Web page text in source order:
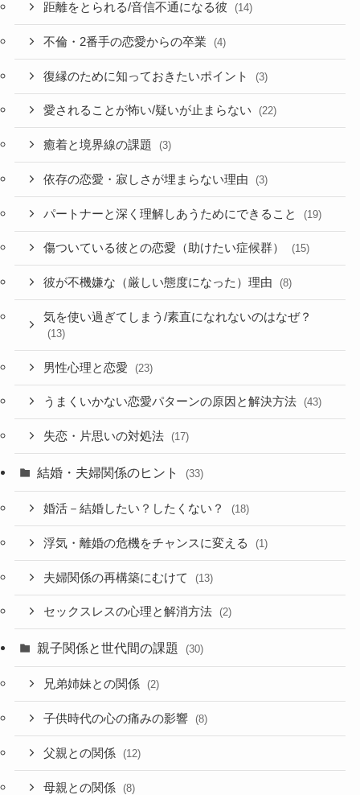
距離をとられる/音信不通になる彼 (14)
不倫・2番手の恋愛からの卒業 (4)
復縁のために知っておきたいポイント (3)
愛されることが怖い/疑いが止まらない (22)
癒着と境界線の課題 (3)
依存の恋愛・寂しさが埋まらない理由 (3)
パートナーと深く理解しあうためにできること (19)
傷ついている彼との恋愛（助けたい症候群） (15)
彼が不機嫌な（厳しい態度になった）理由 (8)
気を使い過ぎてしまう/素直になれないのはなぜ？
(13)
男性心理と恋愛 (23)
うまくいかない恋愛パターンの原因と解決方法 (43)
失恋・片思いの対処法 (17)
結婚・夫婦関係のヒント (33)
婚活－結婚したい？したくない？ (18)
浮気・離婚の危機をチャンスに変える (1)
夫婦関係の再構築にむけて (13)
セックスレスの心理と解消方法 (2)
親子関係と世代間の課題 (30)
兄弟姉妹との関係 (2)
子供時代の心の痛みの影響 (8)
父親との関係 (12)
母親との関係 (8)